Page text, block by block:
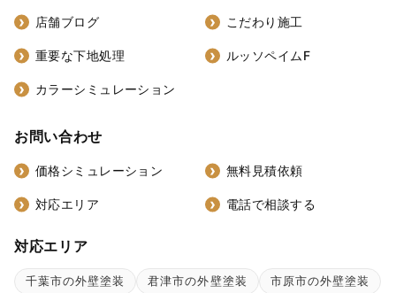
店舗ブログ こだわり施工
重要な下地処理 ルッソペイムF
カラーシミュレーション
お問い合わせ
価格シミュレーション 無料見積依頼
対応エリア 電話で相談する
対応エリア
千葉市の外壁塗装 君津市の外壁塗装
市原市の外壁塗装